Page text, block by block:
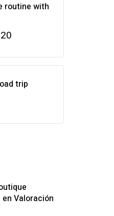
routine with
trip
Valoración